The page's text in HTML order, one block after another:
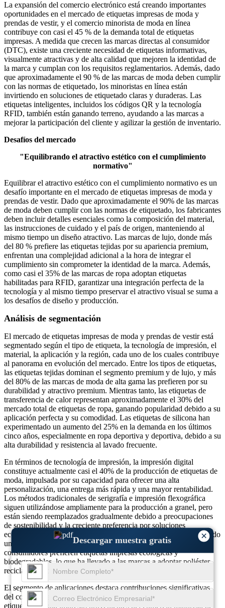
×
Descargar muestra gratis
La expansión del comercio electrónico está creando importantes
oportunidades en el mercado de etiquetas impresas de moda y
prendas de vestir, y el comercio minorista de moda en línea
contribuye con casi el 45 % de la demanda total de etiquetas
impresas. A medida que crecen las marcas directas al consumidor
(DTC), existe una creciente necesidad de etiquetas informativas,
visualmente atractivas y de alta calidad que mejoren la identidad de
la marca y cumplan con los requisitos reglamentarios. Además, dado
que aproximadamente el 90 % de las marcas de moda deben cumplir
con las normas de etiquetado, los minoristas en línea están
invirtiendo en soluciones de etiquetado claras y duraderas. Las
etiquetas inteligentes, incluidos los códigos QR y la tecnología
RFID, también están ganando terreno, ayudando a las marcas a
mejorar la participación del cliente y agilizar la gestión de inventario.
Desafíos del mercado
"Equilibrando el atractivo estético con el cumplimiento
normativo"
Equilibrar el atractivo estético con el cumplimiento normativo es un
desafío importante en el mercado de etiquetas impresas de moda y
prendas de vestir. Dado que aproximadamente el 90% de las marcas
de moda deben cumplir con las normas de etiquetado, los fabricantes
deben incluir detalles esenciales como la composición del material,
las instrucciones de cuidado y el país de origen, manteniendo al
mismo tiempo un diseño atractivo. Las marcas de lujo, donde más
del 80 % prefiere las etiquetas tejidas por su apariencia premium,
enfrentan una complejidad adicional a la hora de integrar el
cumplimiento sin comprometer la identidad de la marca. Además,
como casi el 35% de las marcas de ropa adoptan etiquetas
habilitadas para RFID, garantizar una integración perfecta de la
tecnología y al mismo tiempo preservar el atractivo visual se suma a
los desafíos de diseño y producción.
Análisis de segmentación
El mercado de etiquetas impresas de moda y prendas de vestir está
segmentado según el tipo de etiqueta, la tecnología de impresión, el
material, la aplicación y la región, cada uno de los cuales contribuye
al panorama en evolución del mercado. Entre los tipos de etiquetas,
las etiquetas tejidas dominan el segmento premium y de lujo, y más
del 80% de las marcas de moda de alta gama las prefieren por su
durabilidad y atractivo premium. Mientras tanto, las etiquetas de
transferencia de calor representan aproximadamente el 30% del
mercado total de etiquetas de ropa, ganando popularidad debido a su
aplicación perfecta y su comodidad. Las etiquetas de silicona han
experimentado un aumento del 25% en la demanda en los últimos
cinco años, especialmente en ropa deportiva y deportiva, debido a su
alta durabilidad y resistencia al lavado frecuente.
En términos de tecnología de impresión, la impresión digital
constituye actualmente casi el 40% de la producción de etiquetas de
moda, impulsada por su capacidad para ofrecer una alta
personalización, una entrega más rápida y una mayor rentabilidad.
Los métodos tradicionales de serigrafía e impresión flexográfica
siguen utilizándose ampliamente para la producción a granel, pero
están siendo reemplazados gradualmente debido a preocupaciones
de sostenibilidad y la creciente preferencia por soluciones
ecológicas. En cuanto a los materiales, el mercado ha experimentado
un aumento en el etiquetado sostenible: más del 60 % de los
consumidores prefieren etiquetas impresas ecológicas y
biodegradables, lo que ha llevado a las marcas a adoptar poliéster
reciclado, algodón orgánico y tintas a base de agua.
El segmento de aplicaciones destaca contribuciones significativas
del comercio electrónico, con casi el 45% de la demanda total de
etiquetas de ropa impresas provenientes del comercio minorista de